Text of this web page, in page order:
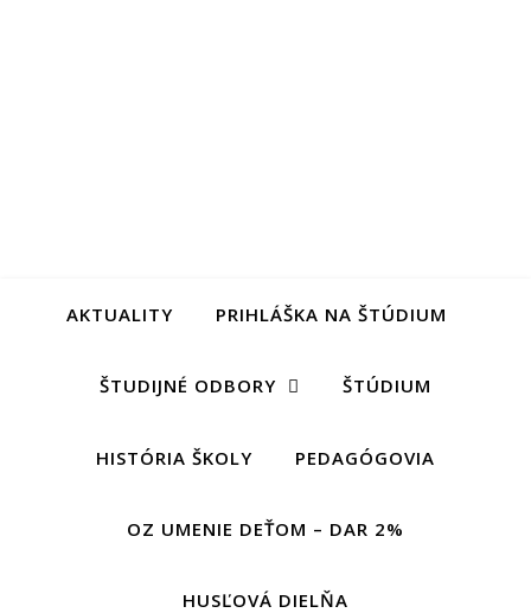
AKTUALITY PRIHLÁŠKA NA ŠTÚDIUM
ŠTUDIJNÉ ODBORY ŠTÚDIUM
HISTÓRIA ŠKOLY PEDAGÓGOVIA
OZ UMENIE DEŤOM – DAR 2%
HUSĽOVÁ DIELŇA